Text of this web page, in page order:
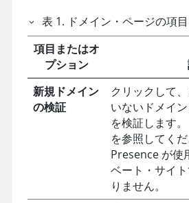
表 1. ドメイン・ページの項
項目またはオ
プション
新規ドメイン
の検証
クリックして
いないドメイ
を検証します
を参照してくだ
Presenceが使
ベート・サイ
りません。